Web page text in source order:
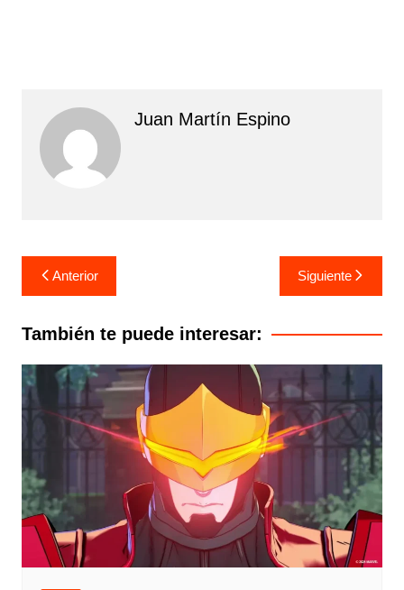
Juan Martín Espino
Navegación
de
entradas
Anterior Siguiente
También te puede interesar: